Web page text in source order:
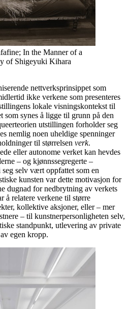
In the Manner of a
of Shigeyuki Kihara
nettverksprinsippet som
ikke verkene som presenteres
lokale visningskontekst til
som synes å ligge til grunn på den
utstillingen forholder seg
nemlig noen uheldige spenninger
til størrelsen verk.
eller autonome verket kan hevdes
– og kjønnssegregerte –
selv vært oppfattet som en
kunsten var dette motivasjon for
dugnad for nedbrytning av verkets
å relatere verkene til større
kollektive aksjoner, eller – mer
– til kunstnerpersonligheten selv,
standpunkt, utlevering av private
egen kropp.